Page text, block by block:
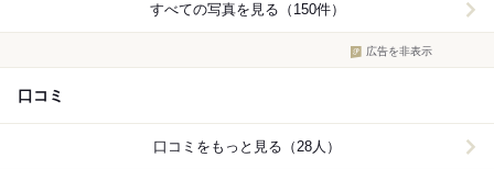
すべての写真を見る（150件）
広告を非表示
口コミ
口コミをもっと見る（28人）